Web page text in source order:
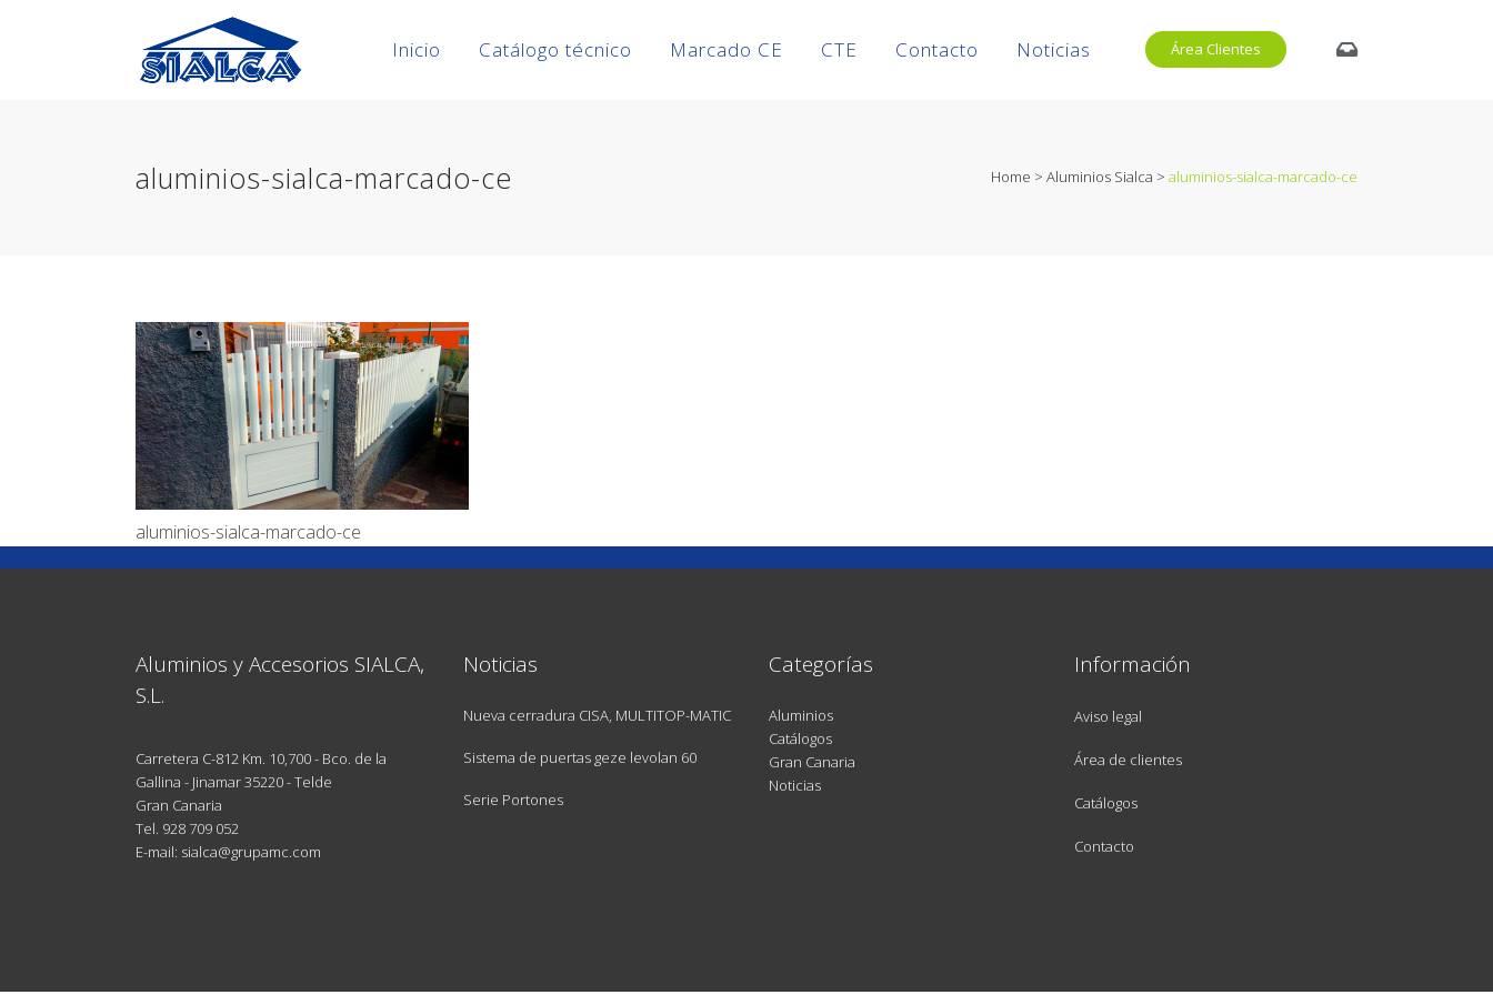
Área Clientes
Inicio Catálogo técnico Marcado CE CTE Contacto Noticias
aluminios-sialca-marcado-ce Home > Aluminios Sialca > aluminios-sialca-marcado-ce
aluminios-sialca-marcado-ce
Aluminios y Accesorios SIALCA,
S.L.
Carretera C-812 Km. 10,700 - Bco. de la
Gallina - Jinamar 35220 - Telde
Gran Canaria
Tel. 928 709 052
E-mail: sialca@grupamc.com
Noticias
Nueva cerradura CISA, MULTITOP-MATIC
Sistema de puertas geze levolan 60
Serie Portones
Categorías
Aluminios
Catálogos
Gran Canaria
Noticias
Información
Aviso legal
Área de clientes
Catálogos
Contacto